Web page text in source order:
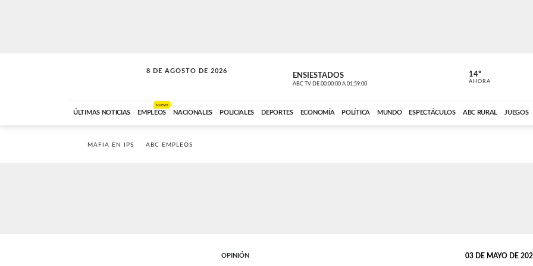
8 DE AGOSTO DE 2026
SOLO MÚSICA ENSIESTADOS
ABC TV DE 00:00:00 A 01:59:00 ABC CARDINAL
14º
AHORA
ÚLTIMAS NOTICIAS EMPLEOS
NUEVO
NACIONALES POLICIALES DEPORTES ECONOMÍA POLÍTICA MUNDO ESPECTÁCULOS ABC RURAL JUEGOS
MAFIA EN IPS ABC EMPLEOS
OPINIÓN 03 DE MAYO DE